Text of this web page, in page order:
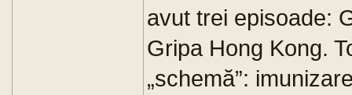
avut trei episoade:
Gripa Hong Kong.
„schemă”: